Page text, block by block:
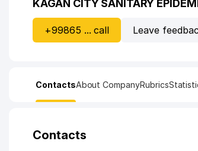
KAGAN CITY SANITARY
+99865 ... call Leave
ContactsAbout CompanyRubrics
Contacts